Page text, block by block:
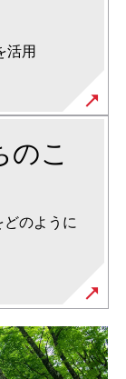
活用
こ
のように